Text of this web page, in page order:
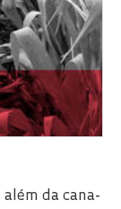
da cana-